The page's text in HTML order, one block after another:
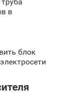
в
блок